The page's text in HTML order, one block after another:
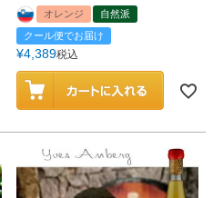
オレンジ
自然派
クール便でお届け
¥4,389税込